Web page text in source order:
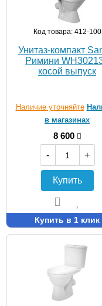
Код товара: 412-100
Унитаз-компакт
Римини
косой выпуск
Наличие уточняйте
в магазинах
8 600
-
+
Купить
Купить в 1 клик